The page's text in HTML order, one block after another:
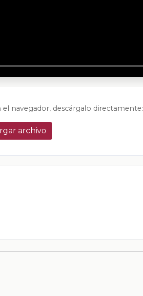
navegador, descárgalo directamente:
archivo